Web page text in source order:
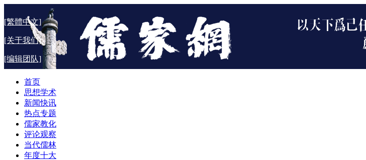
[繁體中文]
[关于我们]
[编辑团队]
首页
思想学术
新闻快讯
热点专题
儒家教化
评论观察
当代儒林
年度十大